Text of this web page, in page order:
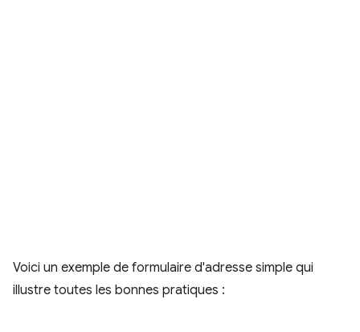
Voici un exemple de formulaire d'adresse simple qui
illustre toutes les bonnes pratiques :